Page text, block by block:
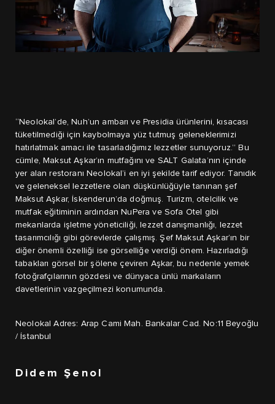
“Neolokal’de, Nuh’un ambarı ve Presidia ürünlerini, kısacası
tüketilmediği için kaybolmaya yüz tutmuş geleneklerimizi
hatırlatmak amacı ile tasarladığımız lezzetler sunuyoruz.” Bu
cümle, Maksut Aşkar’ın mutfağını ve SALT Galata’nın içinde
yer alan restoranı Neolokal’i en iyi şekilde tarif ediyor. Tanıdık
ve geleneksel lezzetlere olan düşkünlüğüyle tanınan şef
Maksut Aşkar, İskenderun’da doğmuş. Turizm, otelcilik ve
mutfak eğitiminin ardından NuPera ve Sofa Otel gibi
mekanlarda işletme yöneticiliği, lezzet danışmanlığı, lezzet
tasarımcılığı gibi görevlerde çalışmış. Şef Maksut Aşkar’ın bir
diğer önemli özelliği ise görselliğe verdiği önem. Hazırladığı
tabakları görsel bir şölene çeviren Aşkar, bu nedenle yemek
fotoğrafçılarının gözdesi ve dünyaca ünlü markaların
davetlerinin vazgeçilmezi konumunda.
Neolokal Adres: Arap Cami Mah. Bankalar Cad. No:11 Beyoğlu
/ İstanbul
Didem Şenol